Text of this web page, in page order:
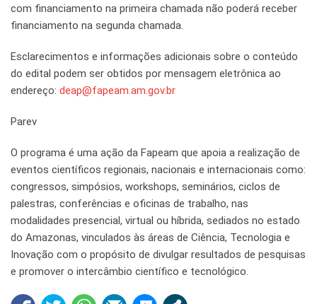
com financiamento na primeira chamada não poderá receber
financiamento na segunda chamada.
Esclarecimentos e informações adicionais sobre o conteúdo
do edital podem ser obtidos por mensagem eletrônica ao
endereço: deap@fapeam.am.gov.br
Parev
O programa é uma ação da Fapeam que apoia a realização de
eventos científicos regionais, nacionais e internacionais como:
congressos, simpósios, workshops, seminários, ciclos de
palestras, conferências e oficinas de trabalho, nas
modalidades presencial, virtual ou híbrida, sediados no estado
do Amazonas, vinculados às áreas de Ciência, Tecnologia e
Inovação com o propósito de divulgar resultados de pesquisas
e promover o intercâmbio científico e tecnológico.